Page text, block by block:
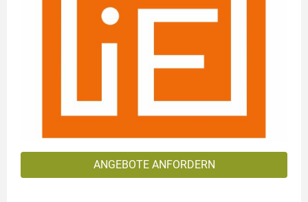
ANGEBOTE ANFORDERN